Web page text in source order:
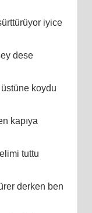
iyice
dese
koydu
kapıya
tuttu
derken ben